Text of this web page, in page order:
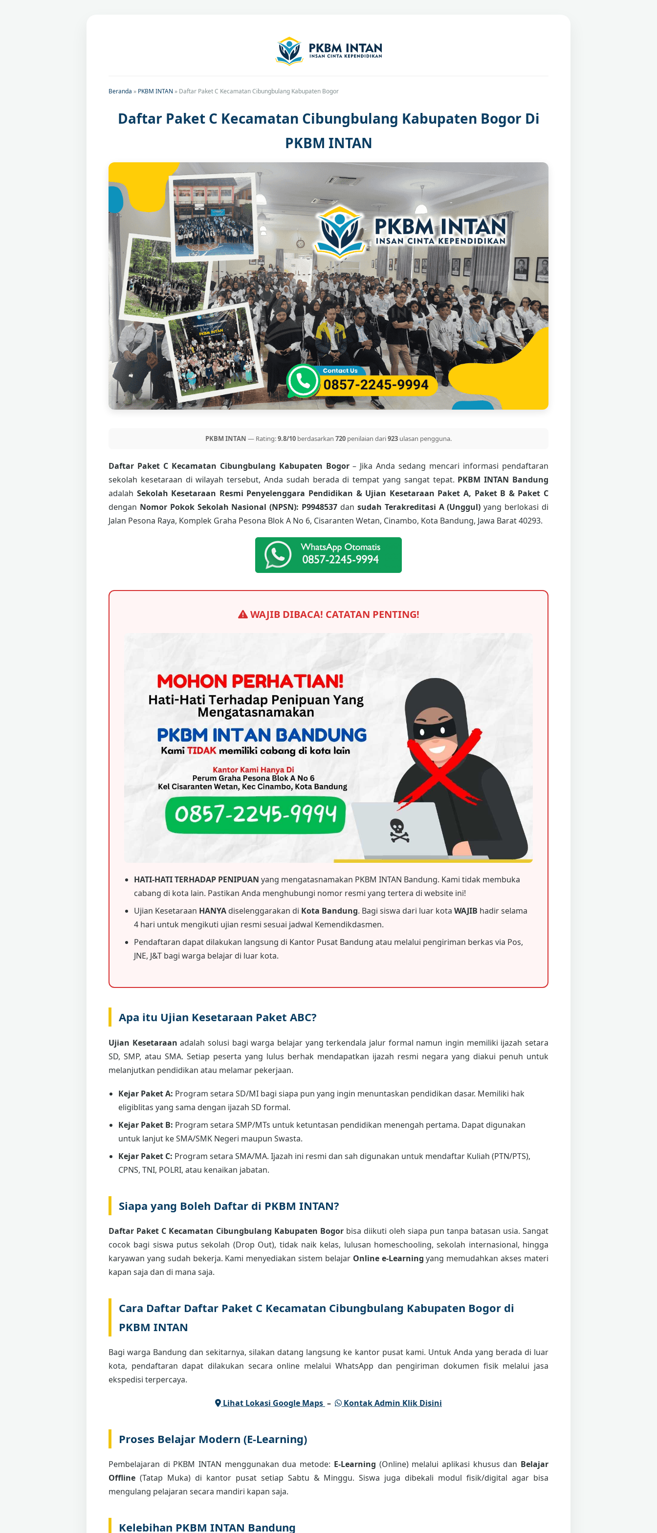
Beranda » PKBM INTAN » Daftar Paket C Kecamatan Cibungbulang Kabupaten Bogor
Daftar Paket C Kecamatan Cibungbulang Kabupaten Bogor Di
PKBM INTAN
PKBM INTAN — Rating:9.8/10 berdasarkan 720 penilaian dari923 ulasan pengguna.
Daftar Paket C Kecamatan Cibungbulang Kabupaten Bogor– Jika Anda sedang mencari informasi pendaftaran
sekolah kesetaraan di wilayah tersebut, Anda sudah berada di tempat yang sangat tepat. PKBM INTAN Bandung
adalah Sekolah Kesetaraan Resmi Penyelenggara Pendidikan & Ujian Kesetaraan Paket A, Paket B & Paket C
dengan Nomor Pokok Sekolah Nasional (NPSN): P9948537 dan sudah Terakreditasi A (Unggul) yang berlokasi di
Jalan Pesona Raya, Komplek Graha Pesona Blok A No 6, Cisaranten Wetan, Cinambo, Kota Bandung, Jawa Barat 40293.
WAJIB DIBACA! CATATAN PENTING!
HATI-HATI TERHADAP PENIPUAN yang mengatasnamakan PKBM INTAN Bandung. Kami tidak membuka
cabang di kota lain. Pastikan Anda menghubungi nomor resmi yang tertera di website ini!
Ujian Kesetaraan HANYA diselenggarakan di Kota Bandung. Bagi siswa dari luar kota WAJIB hadir selama
4 hari untuk mengikuti ujian resmi sesuai jadwal Kemendikdasmen.
Pendaftaran dapat dilakukan langsung di Kantor Pusat Bandung atau melalui pengiriman berkas via Pos,
JNE, J&T bagi warga belajar di luar kota.
Apa itu Ujian Kesetaraan Paket ABC?
Ujian Kesetaraan adalah solusi bagi warga belajar yang terkendala jalur formal namun ingin memiliki ijazah setara
SD, SMP, atau SMA. Setiap peserta yang lulus berhak mendapatkan ijazah resmi negara yang diakui penuh untuk
melanjutkan pendidikan atau melamar pekerjaan.
Kejar Paket A: Program setara SD/MI bagi siapa pun yang ingin menuntaskan pendidikan dasar. Memiliki hak
eligiblitas yang sama dengan ijazah SD formal.
Kejar Paket B: Program setara SMP/MTs untuk ketuntasan pendidikan menengah pertama. Dapat digunakan
untuk lanjut ke SMA/SMK Negeri maupun Swasta.
Kejar Paket C: Program setara SMA/MA. Ijazah ini resmi dan sah digunakan untuk mendaftar Kuliah (PTN/PTS),
CPNS, TNI, POLRI, atau kenaikan jabatan.
Siapa yang Boleh Daftar di PKBM INTAN?
Daftar Paket C Kecamatan Cibungbulang Kabupaten Bogor bisa diikuti oleh siapa pun tanpa batasan usia. Sangat
cocok bagi siswa putus sekolah (Drop Out), tidak naik kelas, lulusan homeschooling, sekolah internasional, hingga
karyawan yang sudah bekerja. Kami menyediakan sistem belajar Online e-Learning yang memudahkan akses materi
kapan saja dan di mana saja.
Cara Daftar Daftar Paket C Kecamatan Cibungbulang Kabupaten Bogor di
PKBM INTAN
Bagi warga Bandung dan sekitarnya, silakan datang langsung ke kantor pusat kami. Untuk Anda yang berada di luar
kota, pendaftaran dapat dilakukan secara online melalui WhatsApp dan pengiriman dokumen fisik melalui jasa
ekspedisi terpercaya.
Lihat Lokasi Google Maps – Kontak Admin Klik Disini
Proses Belajar Modern (E-Learning)
Pembelajaran di PKBM INTAN menggunakan dua metode: E-Learning (Online) melalui aplikasi khusus dan Belajar
Offline (Tatap Muka) di kantor pusat setiap Sabtu & Minggu. Siswa juga dibekali modul fisik/digital agar bisa
mengulang pelajaran secara mandiri kapan saja.
Kelebihan PKBM INTAN Bandung